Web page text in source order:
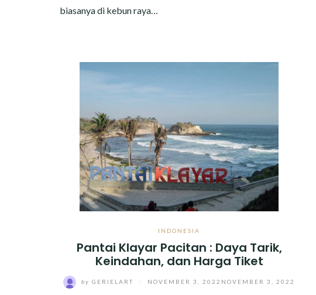
biasanya di kebun raya…
INDONESIA
Pantai Klayar Pacitan : Daya Tarik,
Keindahan, dan Harga Tiket
by GERIELART NOVEMBER 3, 2022 NOVEMBER 3, 2022